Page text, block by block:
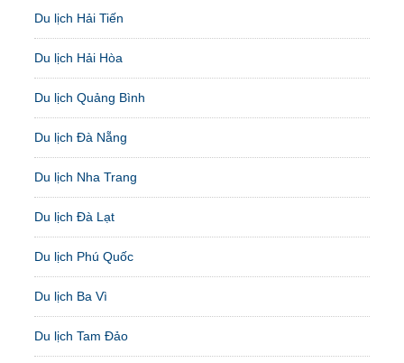
Du lịch Hải Tiến
Du lịch Hải Hòa
Du lịch Quảng Bình
Du lịch Đà Nẵng
Du lịch Nha Trang
Du lịch Đà Lạt
Du lịch Phú Quốc
Du lịch Ba Vì
Du lịch Tam Đảo